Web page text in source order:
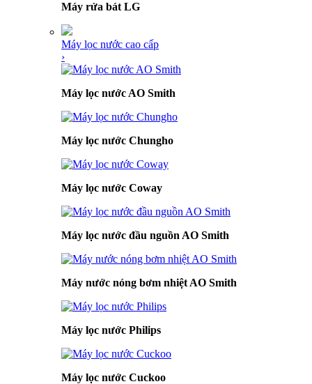
Máy rửa bát LG
Máy lọc nước cao cấp
›
Máy lọc nước AO Smith
Máy lọc nước Chungho
Máy lọc nước Coway
Máy lọc nước đầu nguồn AO Smith
Máy nước nóng bơm nhiệt AO Smith
Máy lọc nước Philips
Máy lọc nước Cuckoo